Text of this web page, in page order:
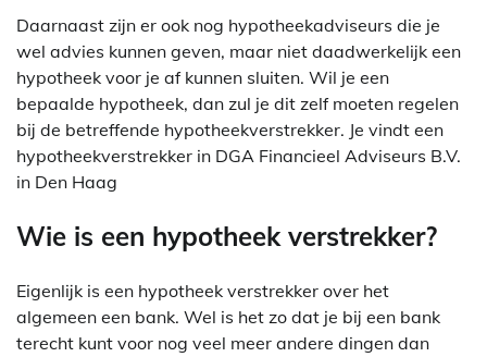
Daarnaast zijn er ook nog hypotheekadviseurs die je
wel advies kunnen geven, maar niet daadwerkelijk een
hypotheek voor je af kunnen sluiten. Wil je een
bepaalde hypotheek, dan zul je dit zelf moeten regelen
bij de betreffende hypotheekverstrekker. Je vindt een
hypotheekverstrekker in DGA Financieel Adviseurs B.V.
in Den Haag
Wie is een hypotheek verstrekker?
Eigenlijk is een hypotheek verstrekker over het
algemeen een bank. Wel is het zo dat je bij een bank
terecht kunt voor nog veel meer andere dingen dan